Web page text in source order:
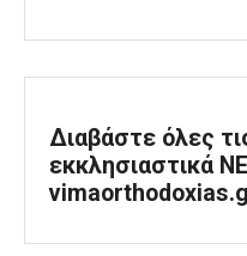
Διαβάστε όλες
εκκλησιαστικά